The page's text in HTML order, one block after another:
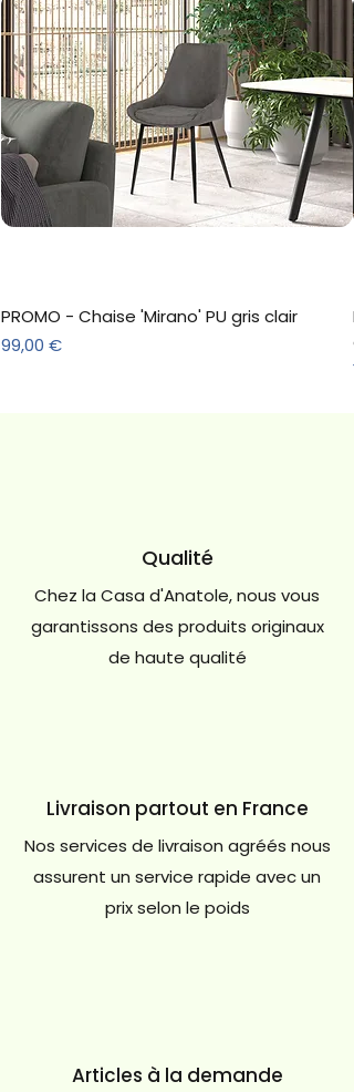
PROMO - Chaise 'Mirano' PU gris clair
Prix
99,00 €
Qualité
Chez la Casa d'Anatole, nous vous
garantissons des produits originaux
de haute qualité
Livraison partout en France
Nos services de livraison agréés nous
assurent un service rapide avec un
prix selon le poids
Articles à la demande